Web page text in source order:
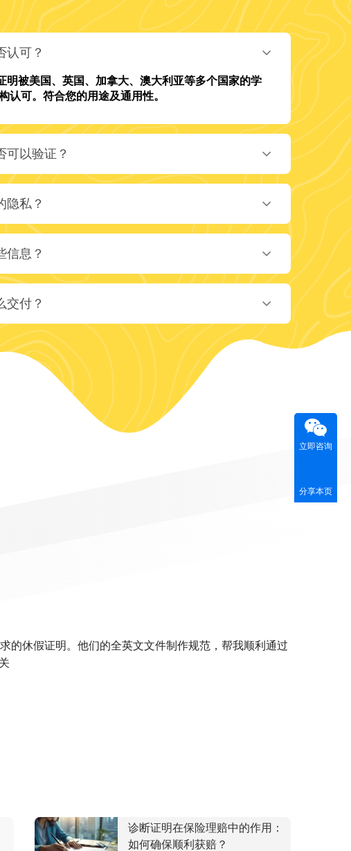
认可？
明被美国、英国、加拿大、澳大利亚等多个国家的学
认可。符合您的用途及通用性。
可以验证？
隐私？
信息？
交付？
的休假证明。他们的全英文文件制作规范，帮我顺利通过
诊断证明在保险理赔中的作用：
如何确保顺利获赔？
立即咨询
分享本页